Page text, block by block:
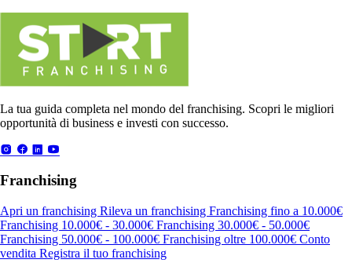
La tua guida completa nel mondo del franchising. Scopri le migliori
opportunità di business e investi con successo.
Franchising
Apri un franchising Rileva un franchising Franchising fino a 10.000€
Franchising 10.000€ - 30.000€ Franchising 30.000€ - 50.000€
Franchising 50.000€ - 100.000€ Franchising oltre 100.000€ Conto
vendita Registra il tuo franchising